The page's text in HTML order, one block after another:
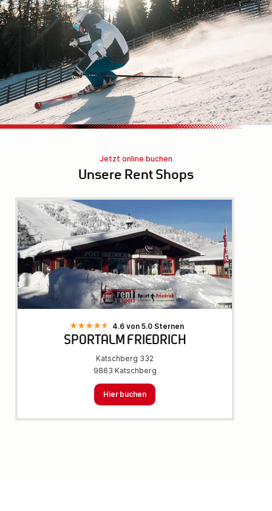
Jetzt online buchen
Unsere Rent Shops
4.6 von 5.0 Sternen
SPORTALM FRIEDRICH
Katschberg 332
9863 Katschberg
Hier buchen